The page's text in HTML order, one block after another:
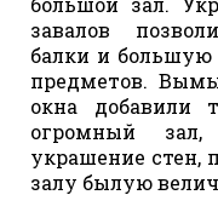
завалов
балки и
предметов.
окна добавили
огромный
украшение стен,
залу былую